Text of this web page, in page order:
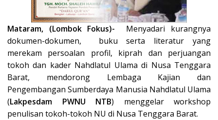
Mataram, (Lombok Fokus)- Menyadari kurangnya
dokumen-dokumen, buku serta literatur yang
merekam persoalan profil, kiprah dan perjuangan
tokoh dan kader Nahdlatul Ulama di Nusa Tenggara
Barat, mendorong Lembaga Kajian dan
Pengembangan Sumberdaya Manusia Nahdlatul Ulama
(Lakpesdam PWNU NTB) menggelar workshop
penulisan tokoh-tokoh NU di Nusa Tenggara Barat.